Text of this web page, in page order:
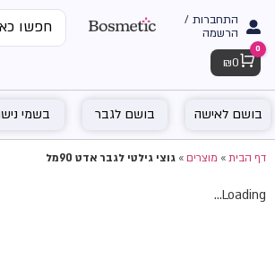
התחברות /
הרשמה
Cart
0
₪ 0
בושם לאישה בושם לגבר בשמי נישה
דף הבית»מוצרים»גוצי גילטי לגבר אדט 90מל
Loading...